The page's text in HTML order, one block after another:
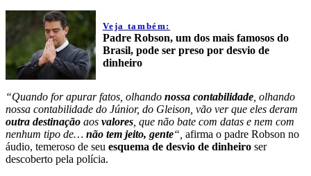
Veja também:
Padre Robson, um dos mais famosos do
Brasil, pode ser preso por desvio de
dinheiro
“Quando for apurar fatos, olhando nossa contabilidade , olhando
nossa contabilidade do Júnior, do Gleison, vão ver que eles deram
outra destinação aos valores , que não bate com datas e nem com
nenhum tipo de… não tem jeito, gente“, afirma o padre Robson no
áudio, temeroso de seu esquema de desvio de dinheiro ser
descoberto pela polícia.